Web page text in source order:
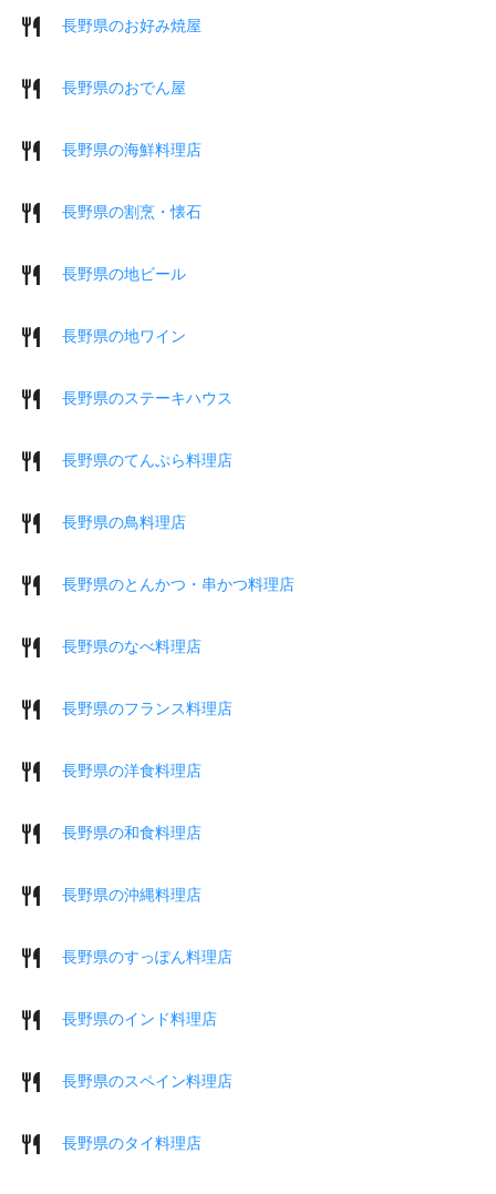
長野県のお好み焼屋
長野県のおでん屋
長野県の海鮮料理店
長野県の割烹・懐石
長野県の地ビール
長野県の地ワイン
長野県のステーキハウス
長野県のてんぷら料理店
長野県の鳥料理店
長野県のとんかつ・串かつ料理店
長野県のなべ料理店
長野県のフランス料理店
長野県の洋食料理店
長野県の和食料理店
長野県の沖縄料理店
長野県のすっぽん料理店
長野県のインド料理店
長野県のスペイン料理店
長野県のタイ料理店